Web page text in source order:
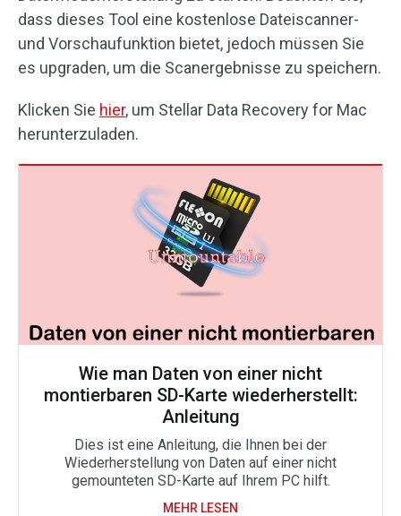
dass dieses Tool eine kostenlose Dateiscanner-
und Vorschaufunktion bietet, jedoch müssen Sie
es upgraden, um die Scanergebnisse zu speichern.
Klicken Sie hier, um Stellar Data Recovery for Mac
herunterzuladen.
Wie man Daten von einer nicht
montierbaren SD-Karte wiederherstellt:
Anleitung
Dies ist eine Anleitung, die Ihnen bei der
Wiederherstellung von Daten auf einer nicht
gemounteten SD-Karte auf Ihrem PC hilft.
MEHR LESEN